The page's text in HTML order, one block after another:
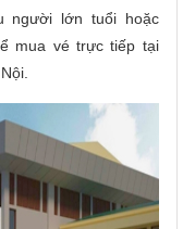
người lớn tuổi hoặc
mua vé trực tiếp tại